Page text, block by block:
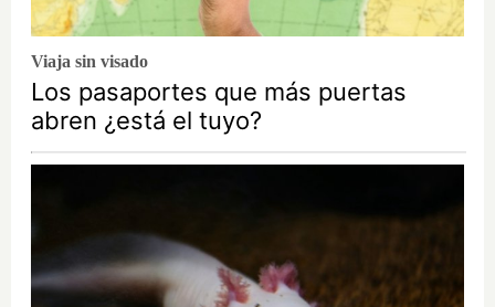
Viaja sin visado
Los pasaportes que más puertas
abren ¿está el tuyo?